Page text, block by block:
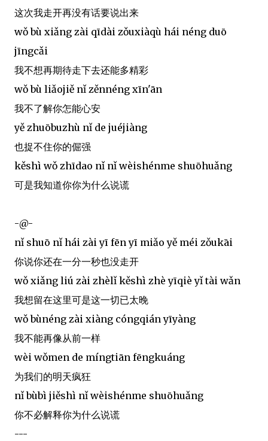
这次我走开再没有话要说出来
wǒ bù xiǎng zài qīdài zǒuxiàqù hái néng duō
jīngcǎi
我不想再期待走下去还能多精彩
wǒ bù liǎojiě nǐ zěnnéng xīn'ān
我不了解你怎能心安
yě zhuōbuzhù nǐ de juéjiàng
也捉不住你的倔强
kěshì wǒ zhīdao nǐ nǐ wèishénme shuōhuǎng
可是我知道你你为什么说谎
-@-
nǐ shuō nǐ hái zài yī fēn yī miǎo yě méi zǒukāi
你说你还在一分一秒也没走开
wǒ xiǎng liú zài zhèlǐ kěshì zhè yīqiè yǐ tài wǎn
我想留在这里可是这一切已太晚
wǒ bùnéng zài xiàng cóngqián yīyàng
我不能再像从前一样
wèi wǒmen de míngtiān fēngkuáng
为我们的明天疯狂
nǐ bùbì jiěshì nǐ wèishénme shuōhuǎng
你不必解释你为什么说谎
---